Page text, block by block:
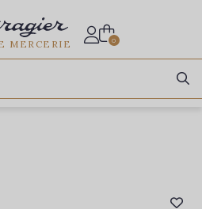
MERCERIE 0